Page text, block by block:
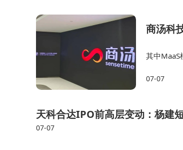
商汤科
其中MaaS
现成果：
07-07
天科合达IPO前高层变动：杨建
07-07